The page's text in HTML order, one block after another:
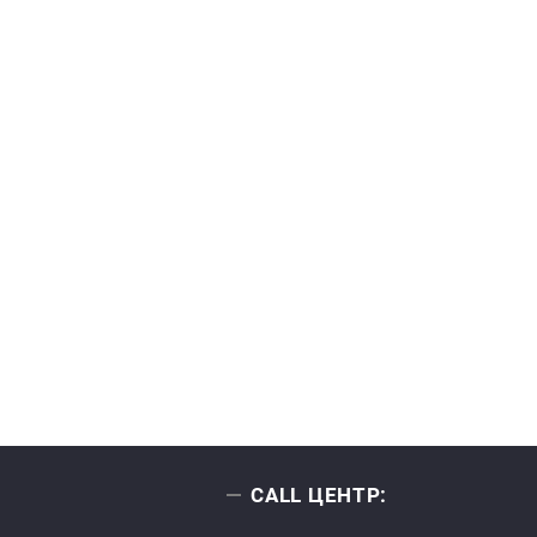
CALL ЦЕНТР: